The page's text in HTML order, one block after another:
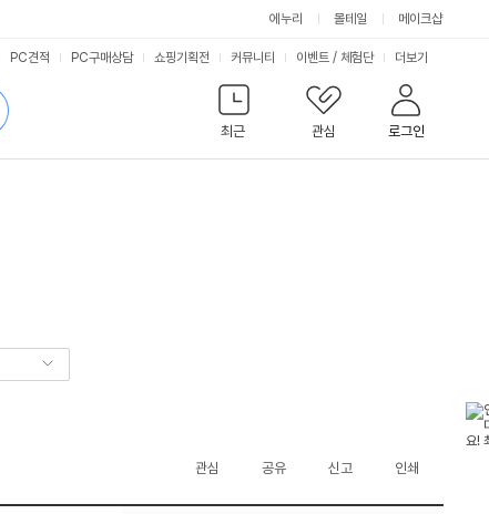
에누리 몰테일 메이크샵
최근
관심 로그인
PC견적 PC구매상담 쇼핑기획전 커뮤니티 이벤트 / 체험단 서
비
스
더보기
관심 공유 신고 인쇄